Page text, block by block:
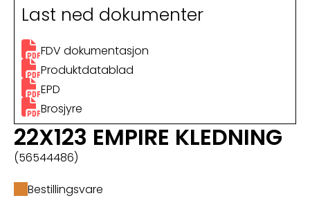
Last ned dokumenter
FDV dokumentasjon
Produktdatablad
EPD
Brosjyre
22X123 EMPIRE KLEDNING
(56544486)
Bestillingsvare